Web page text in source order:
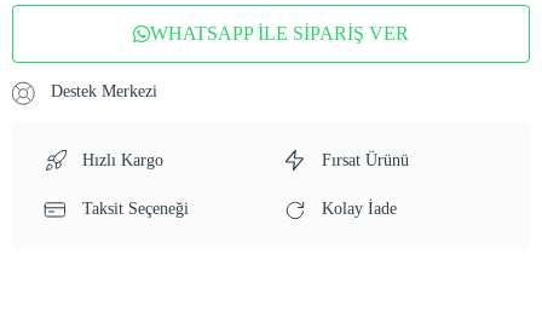
WHATSAPP İLE SİPARİŞ VER
Destek Merkezi
Hızlı Kargo Fırsat Ürünü
Taksit Seçeneği Kolay İade